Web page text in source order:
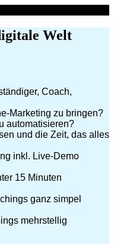
Welt
Coach,
Marketing zu bringen?
automatisieren?
und die Zeit, das alles
inkl. Live-Demo
15 Minuten
ganz simpel
mehrstellig